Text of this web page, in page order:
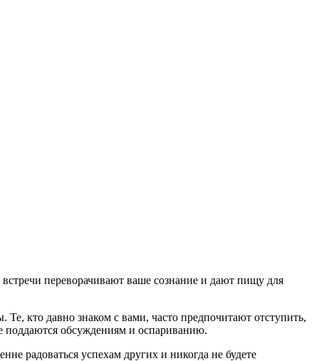
переворачивают ваше сознание и дают пищу для
кто давно знаком с вами, часто предпочитают отступить,
поддаются обсуждениям и оспариванию.
радоваться успехам других и никогда не будете